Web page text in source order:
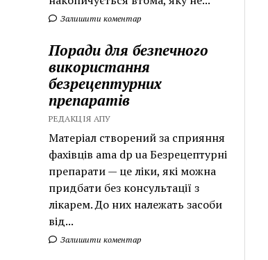
Залишити коментар
Поради для безпечного
використання
безрецептурних
препаратів
РЕДАКЦІЯ АПУ
Матеріал створений за сприяння
фахівців ama dp ua Безрецептурні
препарати — це ліки, які можна
придбати без консультації з
лікарем. До них належать засоби
від...
Залишити коментар